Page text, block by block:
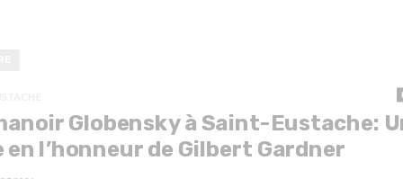
Globensky à Saint-Eustache:
en l’honneur de Gilbert Gardner